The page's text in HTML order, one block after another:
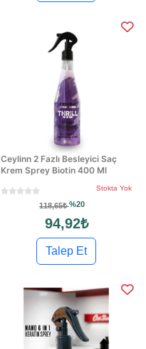
Ceylinn 2 Fazlı Besleyici Saç
Krem Sprey Biotin 400 Ml
Stokta Yok
118,65₺%20
94,92₺
Talep Et